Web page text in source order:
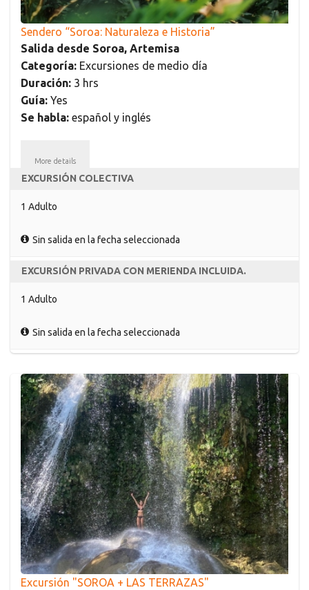
Sendero “Soroa: Naturaleza e Historia”
Salida desde Soroa, Artemisa
Categoría: Excursiones de medio día
Duración: 3 hrs
Guía: Yes
Se habla: español y inglés
More details
EXCURSIÓN COLECTIVA
1 Adulto
Sin salida en la fecha seleccionada
EXCURSIÓN PRIVADA CON MERIENDA INCLUIDA.
1 Adulto
Sin salida en la fecha seleccionada
Excursión "SOROA + LAS TERRAZAS"